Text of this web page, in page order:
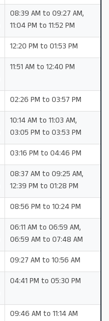
08:39 AM to 09:27 AM,
11:04 PM to 11:52 PM
12:20 PM to 01:53 PM
11:51 AM to 12:40 PM
02:26 PM to 03:57 PM
10:14 AM to 11:03 AM,
03:05 PM to 03:53 PM
03:16 PM to 04:46 PM
08:37 AM to 09:25 AM,
12:39 PM to 01:28 PM
08:56 PM to 10:24 PM
06:11 AM to 06:59 AM,
06:59 AM to 07:48 AM
09:27 AM to 10:56 AM
04:41 PM to 05:30 PM
09:46 AM to 11:14 AM